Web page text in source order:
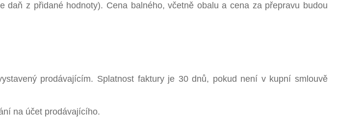
z přidané hodnoty). Cena balného, včetně obalu a cena za přepravu budou
prodávajícím. Splatnost faktury je 30 dnů, pokud není v kupní smlouvě
na účet prodávajícího.